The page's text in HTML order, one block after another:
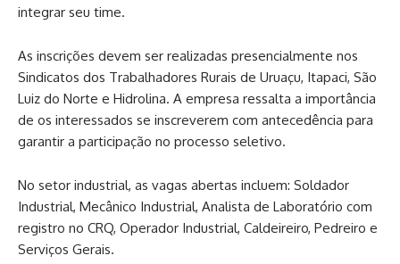
integrar seu time.
As inscrições devem ser realizadas presencialmente nos
Sindicatos dos Trabalhadores Rurais de Uruaçu, Itapaci, São
Luiz do Norte e Hidrolina. A empresa ressalta a importância
de os interessados se inscreverem com antecedência para
garantir a participação no processo seletivo.
No setor industrial, as vagas abertas incluem: Soldador
Industrial, Mecânico Industrial, Analista de Laboratório com
registro no CRQ, Operador Industrial, Caldeireiro, Pedreiro e
Serviços Gerais.